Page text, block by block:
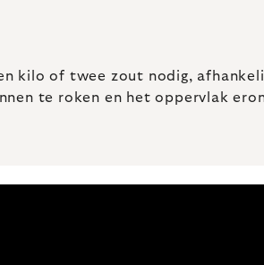
kilo of twee zout nodig,
te roken en het oppervlak